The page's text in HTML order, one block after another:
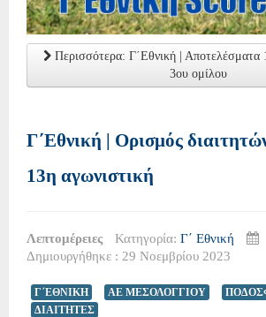
Περισσότερα: Γ΄Εθνική | Αποτελέσματα
3ου ομίλου
Γ΄Εθνική | Ορισμός
13η αγωνιστική
Λεπτομέρειες Κατηγορία: Γ΄ Εθνική
Δημιουργήθηκε : 29 Νοεμβρίου 2023
Γ΄ΕΘΝΙΚΗ ΑΕ ΜΕΣΟΛΟΓΓΙΟΥ
ΔΙΑΙΤΗΤΕΣ